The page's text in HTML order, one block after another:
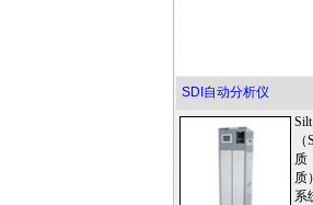
SDI自动分析仪
质
质
系